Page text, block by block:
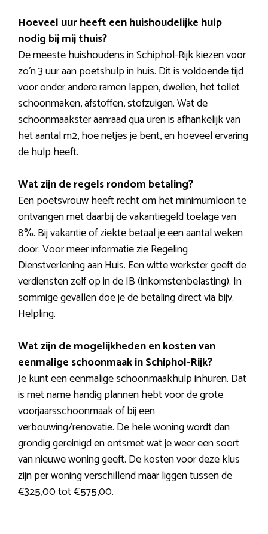
Hoeveel uur heeft een huishoudelijke hulp
nodig bij mij thuis?
De meeste huishoudens in Schiphol-Rijk kiezen voor
zo’n 3 uur aan poetshulp in huis. Dit is voldoende tijd
voor onder andere ramen lappen, dweilen, het toilet
schoonmaken, afstoffen, stofzuigen. Wat de
schoonmaakster aanraad qua uren is afhankelijk van
het aantal m2, hoe netjes je bent, en hoeveel ervaring
de hulp heeft.
Wat zijn de regels rondom betaling?
Een poetsvrouw heeft recht om het minimumloon te
ontvangen met daarbij de vakantiegeld toelage van
8%. Bij vakantie of ziekte betaal je een aantal weken
door. Voor meer informatie zie Regeling
Dienstverlening aan Huis. Een witte werkster geeft de
verdiensten zelf op in de IB (inkomstenbelasting). In
sommige gevallen doe je de betaling direct via bijv.
Helpling.
Wat zijn de mogelijkheden en kosten van
eenmalige schoonmaak in Schiphol-Rijk?
Je kunt een eenmalige schoonmaakhulp inhuren. Dat
is met name handig plannen hebt voor de grote
voorjaarsschoonmaak of bij een
verbouwing/renovatie. De hele woning wordt dan
grondig gereinigd en ontsmet wat je weer een soort
van nieuwe woning geeft. De kosten voor deze klus
zijn per woning verschillend maar liggen tussen de
€325,00 tot €575,00.